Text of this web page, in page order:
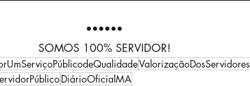
••••••
SOMOS 100% SERVIDOR!
ValorizaçãoDosServidores
DiárioOficialMA